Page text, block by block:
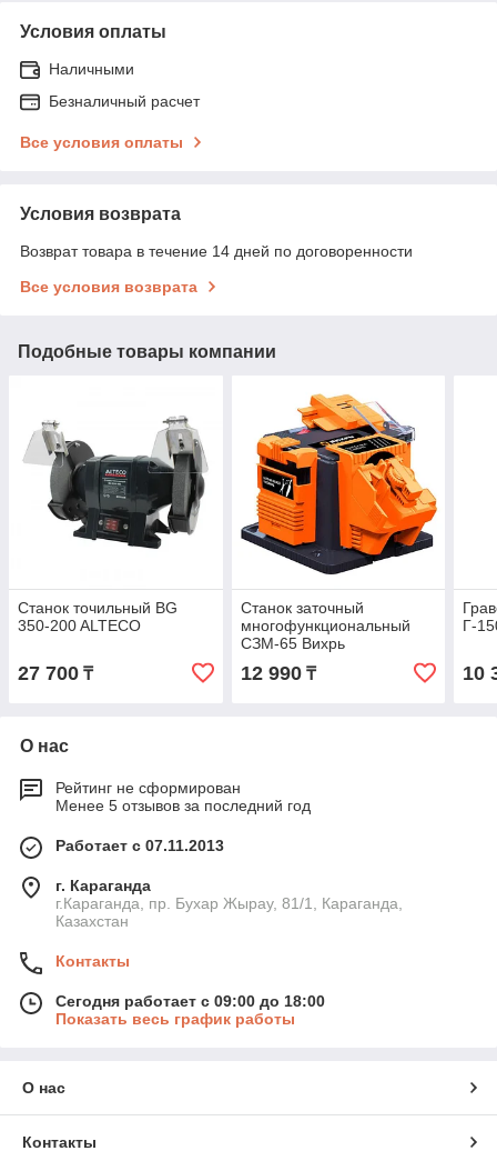
Условия оплаты
Наличными
Безналичный расчет
Все условия оплаты
Условия возврата
Возврат товара в течение 14 дней по договоренности
Все условия возврата
Подобные товары компании
Станок точильный BG
350-200 ALTECO
27 700 ₸
Станок заточный
многофункциональный
СЗМ-65 Вихрь
12 990₸
Г-
10
О нас
Рейтинг не сформирован
Менее 5 отзывов за последний год
Работает с 07.11.2013
г. Караганда
г.Караганда, пр. Бухар Жырау, 81/1, Караганда,
Казахстан
Контакты
Сегодня работает с 09:00 до 18:00
Показать весь график работы
О нас
Контакты